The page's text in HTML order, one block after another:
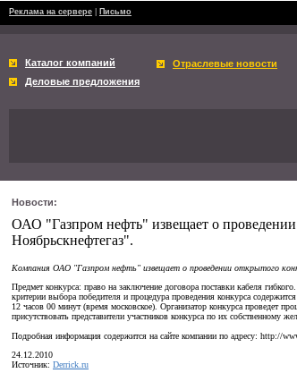
Реклама на сервере Письмо
Каталог компаний
Деловые предложения
Отраслевые новости
Новости:
ОАО "Газпром нефть" извещает о
Ноябрьскнефтегаз".
Компания ОАО "Газпром нефть" извещает о проведении открытого
Предмет конкурса: право на заключение договора поставки кабеля
критерии выбора победителя и процедура проведения конкурса
12 часов 00 минут (время московское). Организатор конкурса проведет
присутствовать представители участников конкурса по их собственному
Подробная информация содержится на сайте компании по адресу: http://
24.12.2010
Источник: Derrick.ru